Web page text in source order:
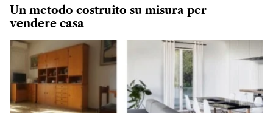
Un metodo costruito su misura per
vendere casa